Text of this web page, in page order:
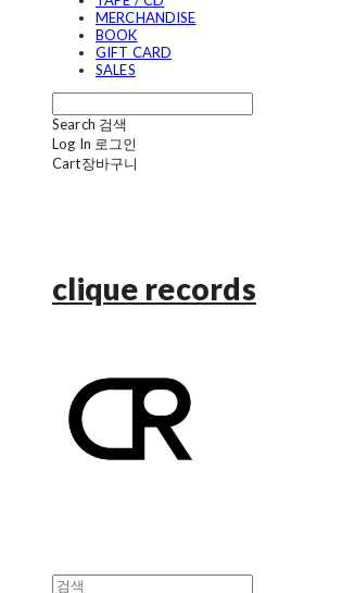
MERCHANDISE
BOOK
GIFT CARD
SALES
Search 검색
Log In 로그인
Cart장바구니
clique records